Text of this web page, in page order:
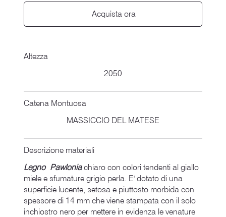
Acquista ora
Altezza
2050
Catena Montuosa
MASSICCIO DEL MATESE
Descrizione materiali
Legno Pawloniachiaro con colori tendenti al giallo
miele e sfumature grigio perla. E' dotato di una
superficie lucente, setosa e piuttosto morbida con
spessore di 14 mm che viene stampata con il solo
inchiostro nero per mettere in evidenza le venature